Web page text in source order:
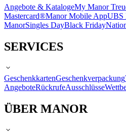
Angebote & KatalogeMy Manor
Mastercard®Manor Mobile AppUBS
ManorSingles DayBlack Friday
SERVICES
GeschenkkartenGeschenkverpackung
AngeboteRückrufeAusschlüsse
ÜBER MANOR